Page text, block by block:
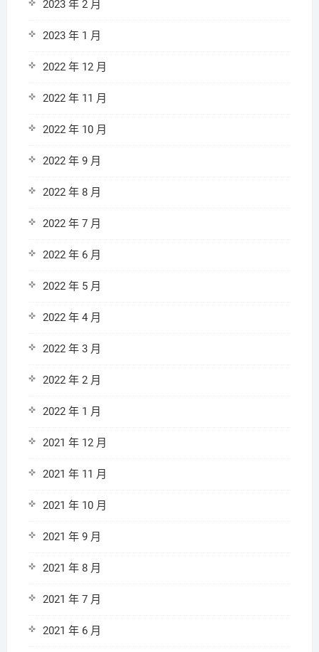
2023 年 2 月
2023 年 1 月
2022 年 12 月
2022 年 11 月
2022 年 10 月
2022 年 9 月
2022 年 8 月
2022 年 7 月
2022 年 6 月
2022 年 5 月
2022 年 4 月
2022 年 3 月
2022 年 2 月
2022 年 1 月
2021 年 12 月
2021 年 11 月
2021 年 10 月
2021 年 9 月
2021 年 8 月
2021 年 7 月
2021 年 6 月